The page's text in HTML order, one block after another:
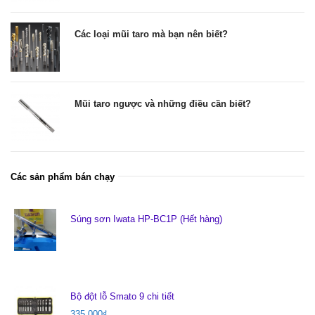
Các loại mũi taro mà bạn nên biết?
Mũi taro ngược và những điều cần biết?
Các sản phẩm bán chạy
Súng sơn Iwata HP-BC1P (Hết hàng)
Bộ đột lỗ Smato 9 chi tiết